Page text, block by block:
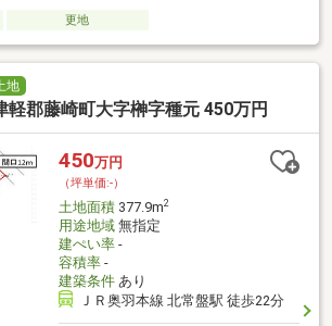
更地
地
軽郡藤崎町大字榊字種元 450万円
450万円
（坪単価:-）
土地面積377.9m2
用途地域無指定
建ぺい率-
容積率-
建築条件あり
ＪＲ奥羽本線 北常盤駅 徒歩22分